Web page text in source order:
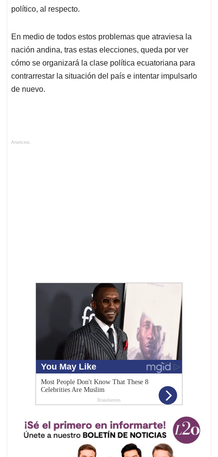
político, al respecto.
En medio de todos estos problemas que atraviesa la
nación andina, tras estas elecciones, queda por ver
cómo se organizará la clase política ecuatoriana para
contrarrestar la situación del país e intentar impulsarlo
de nuevo.
Anuncios.